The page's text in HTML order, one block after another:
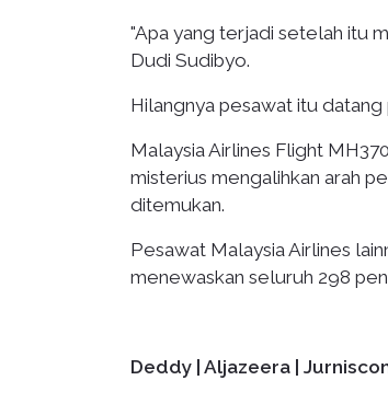
"Apa yang terjadi setelah itu
Dudi Sudibyo.
Hilangnya pesawat itu
Malaysia Airlines Flight
misterius mengalihkan arah
ditemukan.
Pesawat Malaysia Airlines
menewaskan seluruh 298
Deddy | Aljazeera |